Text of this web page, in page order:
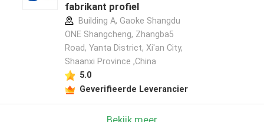
fabrikant profiel
Building A, Gaoke Shangdu
ONE Shangcheng, Zhangba5
Road, Yanta District, Xi'an City,
Shaanxi Province ,China
5.0
Geverifieerde Leverancier
Bekijk meer